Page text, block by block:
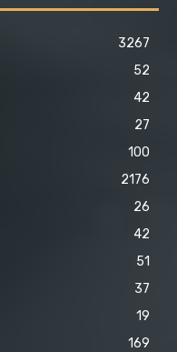
3267
52
42
27
100
2176
26
42
51
37
19
169